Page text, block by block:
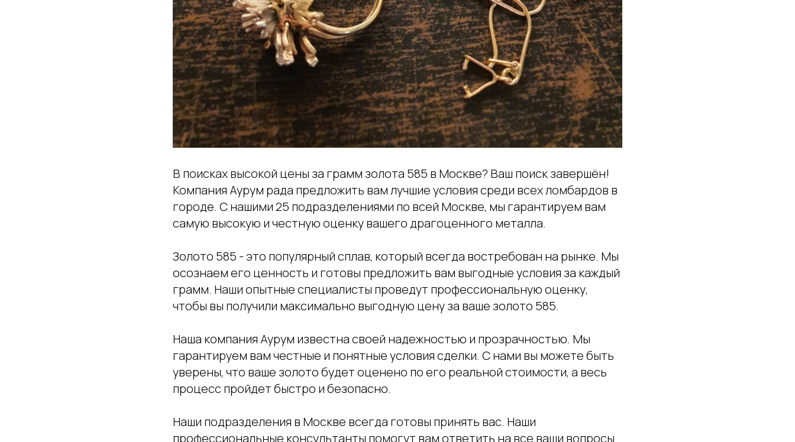
В поисках высокой цены за грамм золота 585 в Москве? Ваш поиск завершён!
Компания Аурум рада предложить вам лучшие условия среди всех ломбардов в
городе. С нашими 25 подразделениями по всей Москве, мы гарантируем вам
самую высокую и честную оценку вашего драгоценного металла.
Золото 585 - это популярный сплав, который всегда востребован на рынке. Мы
осознаем его ценность и готовы предложить вам выгодные условия за каждый
грамм. Наши опытные специалисты проведут профессиональную оценку,
чтобы вы получили максимально выгодную цену за ваше золото 585.
Наша компания Аурум известна своей надежностью и прозрачностью. Мы
гарантируем вам честные и понятные условия сделки. С нами вы можете быть
уверены, что ваше золото будет оценено по его реальной стоимости, а весь
процесс пройдет быстро и безопасно.
Наши подразделения в Москве всегда готовы принять вас. Наши
профессиональные консультанты помогут вам ответить на все ваши вопросы